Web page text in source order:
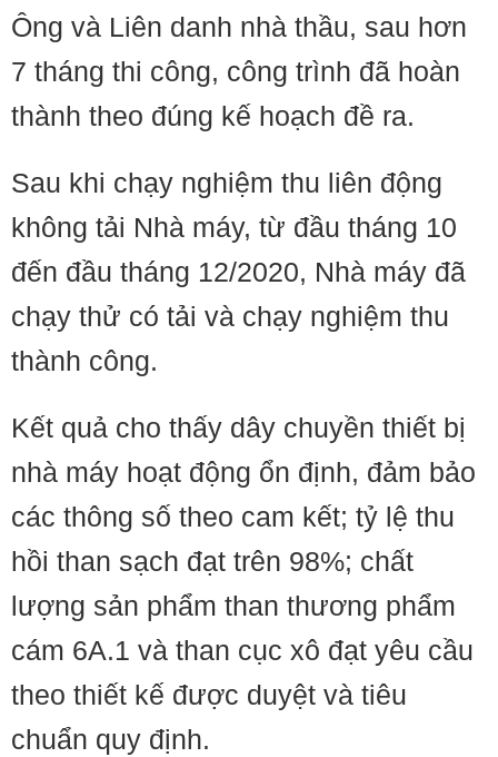
Ông và Liên danh nhà thầu, sau hơn
7 tháng thi công, công trình đã hoàn
thành theo đúng kế hoạch đề ra.
Sau khi chạy nghiệm thu liên động
không tải Nhà máy, từ đầu tháng 10
đến đầu tháng 12/2020, Nhà máy đã
chạy thử có tải và chạy nghiệm thu
thành công.
Kết quả cho thấy dây chuyền thiết bị
nhà máy hoạt động ổn định, đảm bảo
các thông số theo cam kết; tỷ lệ thu
hồi than sạch đạt trên 98%; chất
lượng sản phẩm than thương phẩm
cám 6A.1 và than cục xô đạt yêu cầu
theo thiết kế được duyệt và tiêu
chuẩn quy định.